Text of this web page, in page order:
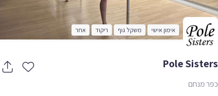
אימון אישי משקל גוף ריקוד אחר
Pole
מנחם